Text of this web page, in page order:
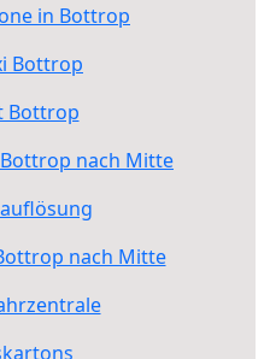
in Bottrop
Bottrop
Bottrop
nach Mitte
nach Mitte